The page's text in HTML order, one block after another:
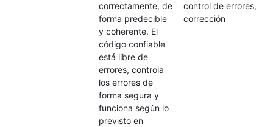
correctamente, de
forma predecible
y coherente. El
código confiable
está libre de
errores, controla
los errores de
forma segura y
funciona según lo
previsto en
control de errores,
corrección